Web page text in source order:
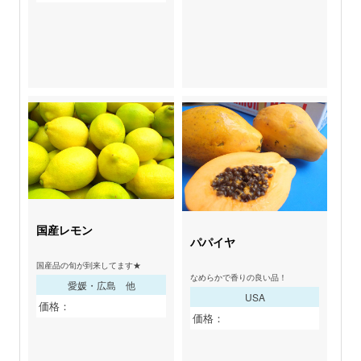
国産レモン
国産品の旬が到来してます★
愛媛・広島 他
価格：
パパイヤ
なめらかで香りの良い品！
USA
価格：